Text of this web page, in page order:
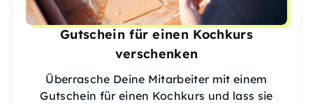
Gutschein für einen Kochkurs
verschenken
Überrasche Deine Mitarbeiter mit einem
Gutschein für einen Kochkurs und lass sie